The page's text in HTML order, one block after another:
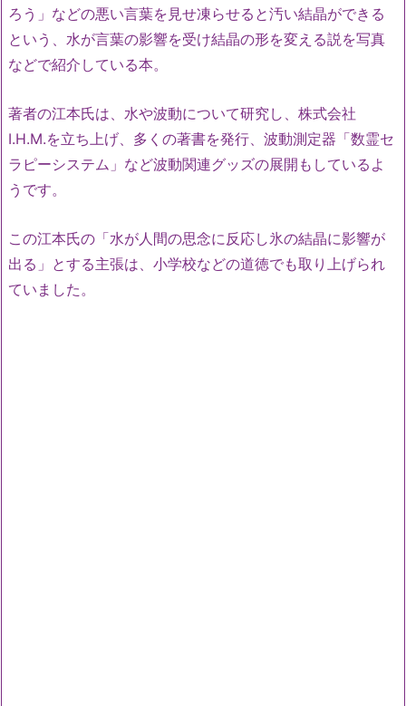
ろう」などの悪い言葉を見せ凍らせると汚い結晶ができる
という、水が言葉の影響を受け結晶の形を変える説を写真
などで紹介している本。
著者の江本氏は、水や波動について研究し、株式会社
I.H.M.を立ち上げ、多くの著書を発行、波動測定器「数霊セ
ラピーシステム」など波動関連グッズの展開もしているよ
うです。
この江本氏の「水が人間の思念に反応し氷の結晶に影響が
出る」とする主張は、小学校などの道徳でも取り上げられ
ていました。